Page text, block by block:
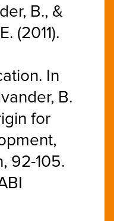
B., &
(2011).
In
B.
for
92-105.